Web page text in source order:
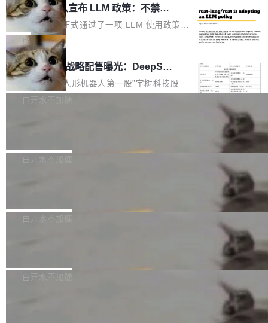
配、功耗与稳定性调优、兼容性测评及统一互联
等内容展开系统讲解和实战交流，帮助企业进一
步了解开源鸿蒙在智能...
Hub 员工 kdaigle 在 HN 讨论中贴出了一组数
据：2025 年全年 10 亿次 commit。现在，每周
2.75 亿次，全年预计 140 亿次。GitHub...
ontinual Harness。在 ARC-AGI 3 基准测试
上，Prime Agent + Opus 5 的组合达到了 95.
5% RHAE Best@1，超过了 ARC 报告的人类专
家基线 95.4%。 不是又一个 coding agent 包装
器 Prime Agent 的架构和市面上大多数 coding
agent 有本质区别。大多数 agent harness 的设
计是基于早期模型的能力—...
Rust 项目团队宣布 LLM 政策：不禁
止，但你要承认哪些代码不是你写的
Rust 语言项目正式通过了一项 LLM 使用政策，
覆盖 rust-lang/rust 单一仓库的代码贡献。这不
是项目级别的官方立场，目前由五个团队采纳，
但它可能是主流开源项目中关于 AI 辅助贡献最
细致的一份规则。 政策的核心只有一句话：LLM
可以用来分析、提炼、审阅、建议，但不能用来
不得生成涉及安全性的关键变更，除非作者本身
局
宇树科技 IPO 战略配售曝光：DeepSe
ek 获配 93.3 万股，锁定 36 个月
8月6日晚间，“人形机器人第一股”宇树科技股份
有限公司披露IPO发行价格及战略配售结果，杭
36个月。 公告显示，本次宇树科技战略配售对
员工参与设立的专项资产管理计划。其中，Dee
获配9...
白开水不加糖
Bug fixes and enhancements 修复多次传递同
一个回归问题，该问题导致拉取镜像时会拒绝包
题，该问题可能导致在旧版 Linux 内核...
白开水不加糖
e 孵化器项目管理委员会（IPMC）投票中获得
P）！这一里程碑不仅标志着 Fluss 迈入新的发
白开水不加糖
长期停止内容更新，未能实现其作为“AI版维基百
白开水不加糖